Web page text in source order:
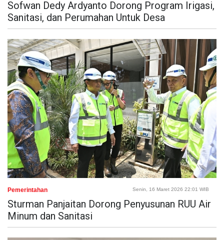
Sofwan Dedy Ardyanto Dorong Program Irigasi,
Sanitasi, dan Perumahan Untuk Desa
Pemerintahan Senin, 16 Maret 2026 22:01 WIB
Sturman Panjaitan Dorong Penyusunan RUU Air
Minum dan Sanitasi